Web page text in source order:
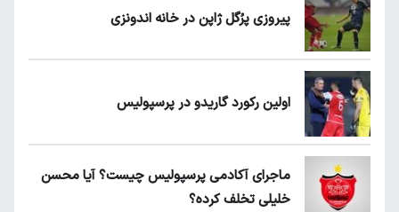
پیروزی پرُگل ژاپن در خانه اندونزی
اولین رکورد گاریدو در پرسپولیس
ماجرای آکادمی پرسپولیس چیست؟ آیا محسن
خلیلی تخلف کرده؟